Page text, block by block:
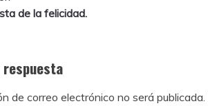
de la felicidad.
respuesta
de correo electrónico no será publicada.